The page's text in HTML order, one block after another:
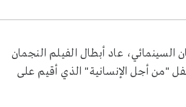
عاد أبطال الفيلم النجمان
مرة أخرى في دورته الـ79 وذلك في حفل "من أجل الإنسانية" الذي أقيم على